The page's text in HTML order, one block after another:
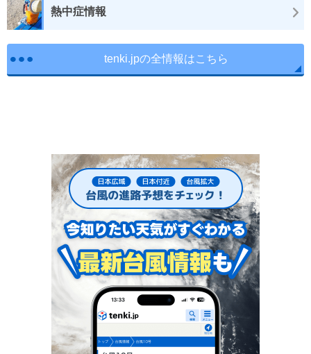
熱中症情報
tenki.jpの全情報はこちら